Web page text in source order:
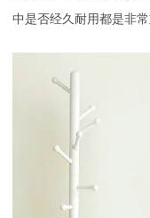
中是否经久耐用都是非